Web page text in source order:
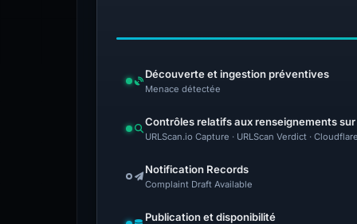
Découverte et ingestion préventives
Menace détectée
Contrôles relatifs aux renseignements
URLScan.io Capture · URLScan Verdict ·
Notification Records
Complaint Draft Available
Publication et disponibilité